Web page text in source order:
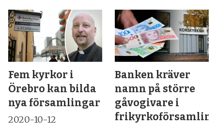
Fem kyrkor i
Örebro kan bilda
nya församlingar
2020-10-12
Banken kräver
namn på större
gåvogivare i